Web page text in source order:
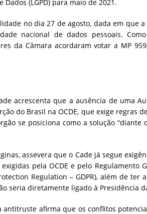
Dados (LGPD) para maio de 2021.
no dia 27 de agosto, dada em que
nacional de dados pessoais.
da Câmara acordaram votar a MP
acrescenta que a ausência de uma
do Brasil na OCDE, que exige regras
se posiciona como a solução
assevera que o Cade já segue
pela OCDE e pelo Regulamento
Regulation – GDPR), além de ter
seria diretamente ligado à Presidência
antitruste afirma que os conflitos